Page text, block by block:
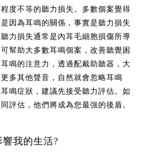
度不等的聽力損失。多數個案覺得
因為耳鳴的關係，事實是聽力損失
力損失通常是內耳毛細胞損傷所導
幫助大多數耳鳴個案，改善聽覺困
鳴的注意力，透過配戴助聽器，大
多其他聲音，自然就會忽略耳鳴
鳴症狀，建議先接受聽力評估。如
評估，他們將成為您最強的後盾。
我的生活?